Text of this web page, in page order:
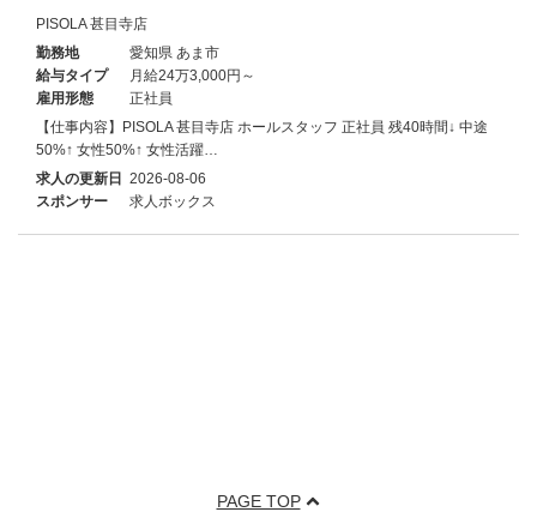
PISOLA 甚目寺店
勤務地
愛知県 あま市
給与タイプ
月給24万3,000円～
雇用形態
正社員
【仕事内容】PISOLA 甚目寺店 ホールスタッフ 正社員 残40時間↓ 中途
50%↑ 女性50%↑ 女性活躍…
求人の更新日 2026-08-06
スポンサー
求人ボックス
PAGE TOP